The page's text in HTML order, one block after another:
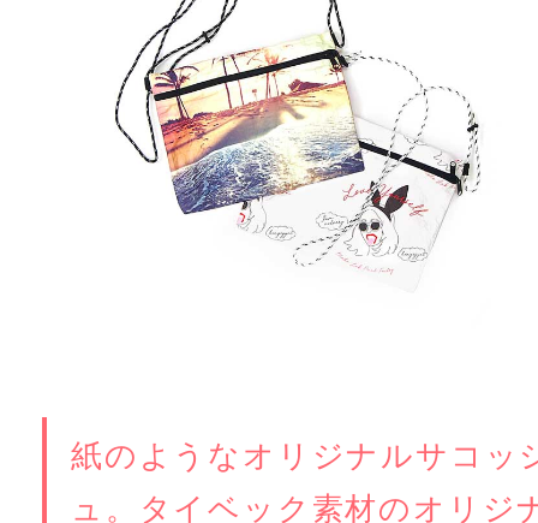
紙のようなオリジナルサコッ
ュ。タイベック素材のオリジ